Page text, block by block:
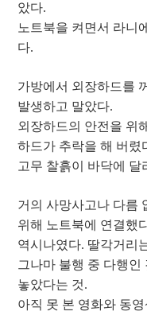
았다.
노트북을 켜면서 라니
다.
가방에서 외장하드를
발생하고 말았다.
외장하드의 안전을 위
하드가 추락을 해 버렸
고무 찰흙이 바닥에
거의 사망사고나 다름
위해 노트북에 연결했
역시나였다. 딸각거리
그나마 불행 중 다행인
놓았다는 것.
아직 못 본 영화와 동